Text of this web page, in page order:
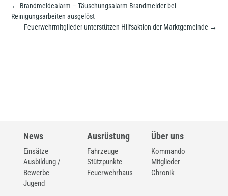
← Brandmeldealarm – Täuschungsalarm Brandmelder bei
Reinigungsarbeiten ausgelöst
Feuerwehrmitglieder unterstützen Hilfsaktion der Marktgemeinde →
News
Einsätze
Ausbildung /
Bewerbe
Jugend
Ausrüstung
Fahrzeuge
Stützpunkte
Feuerwehrhaus
Über uns
Kommando
Mitglieder
Chronik